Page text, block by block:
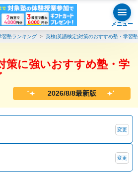
メニュー
習塾ランキング 英検(英語検定)対策のおすすめ塾・学習
策に強いおすすめ塾・学
2026/8/8最新版
変更
変更